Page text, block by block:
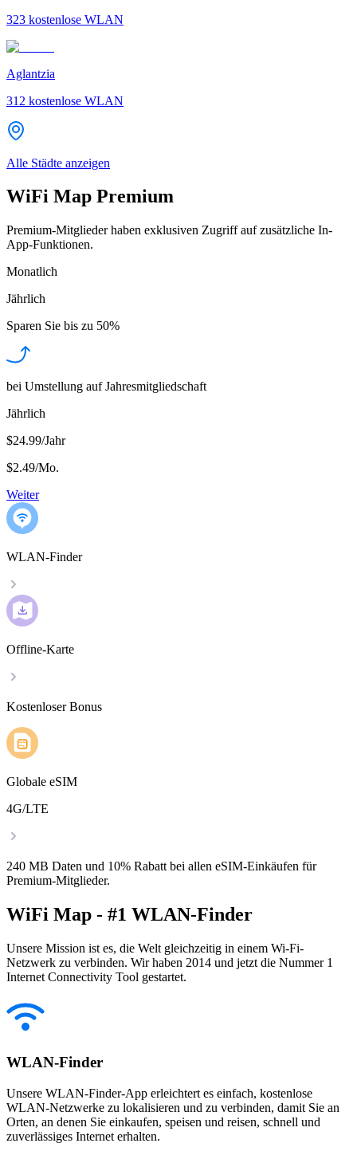
323 kostenlose WLAN
Aglantzia
312 kostenlose WLAN
Alle Städte anzeigen
WiFi Map Premium
Premium-Mitglieder haben exklusiven Zugriff auf zusätzliche In-
App-Funktionen.
Monatlich
Jährlich
Sparen Sie bis zu 50%
bei Umstellung auf Jahresmitgliedschaft
Jährlich
$24.99/Jahr
$2.49/Mo.
Weiter
WLAN-Finder
Offline-Karte
Kostenloser Bonus
Globale eSIM
4G/LTE
240 MB Daten und 10% Rabatt bei allen eSIM-Einkäufen für
Premium-Mitglieder.
WiFi Map - #1 WLAN-Finder
Unsere Mission ist es, die Welt gleichzeitig in einem Wi-Fi-
Netzwerk zu verbinden. Wir haben 2014 und jetzt die Nummer 1
Internet Connectivity Tool gestartet.
WLAN-Finder
Unsere WLAN-Finder-App erleichtert es einfach, kostenlose
WLAN-Netzwerke zu lokalisieren und zu verbinden, damit Sie an
Orten, an denen Sie einkaufen, speisen und reisen, schnell und
zuverlässiges Internet erhalten.